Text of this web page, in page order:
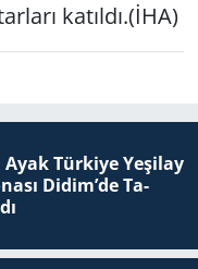
katıldı.(İHA)
Ayak Tür­ki­ye Ye­şi­lay
Didim’de Ta­